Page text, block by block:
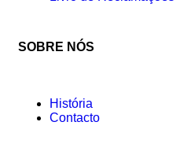
SOBRE NÓS
História
Contacto